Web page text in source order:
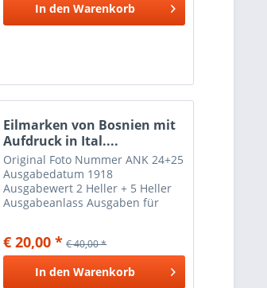
In den Warenkorb
Eilmarken von Bosnien mit
Aufdruck in Ital....
Original Foto Nummer ANK 24+25
Ausgabedatum 1918
Ausgabewert 2 Heller + 5 Heller
Ausgabeanlass Ausgaben für
Falzreste aufweisen und ohne
Gummi sein.
€ 20,00 * € 40,00 *
In den Warenkorb